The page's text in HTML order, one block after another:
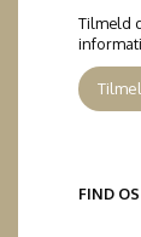
Tilmeld
FIND